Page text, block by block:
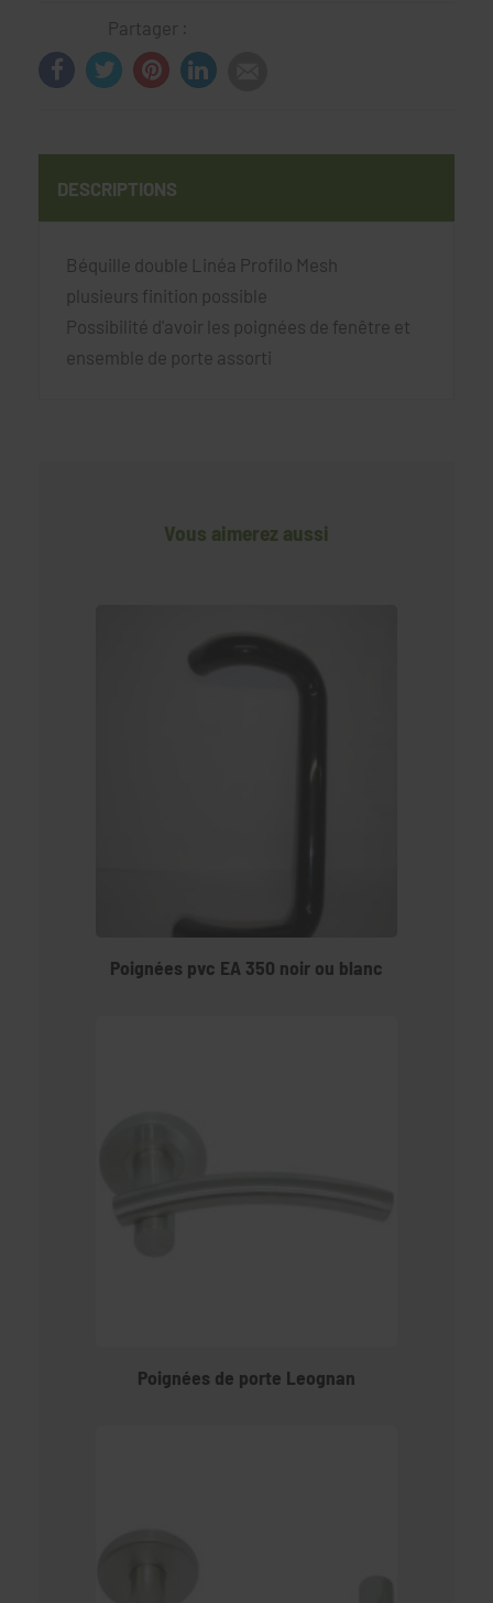
Partager :
DESCRIPTIONS
Béquille double Linéa Profilo Mesh
plusieurs finition possible
Possibilité d'avoir les poignées de fenêtre et
ensemble de porte assorti
Vous aimerez aussi
Poignées pvc EA 350 noir ou blanc
Poignées de porte Leognan